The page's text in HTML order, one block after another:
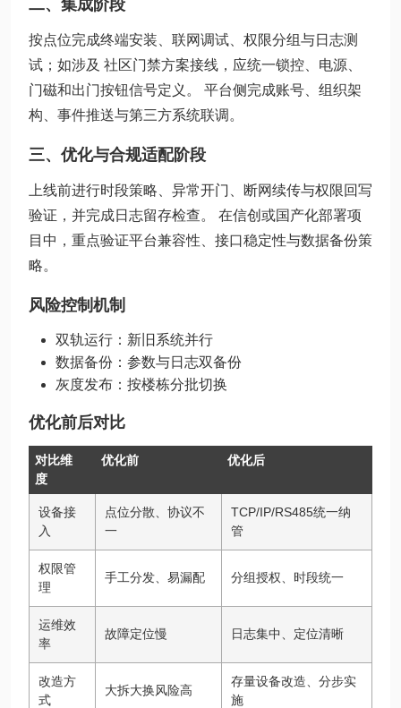
二、集成阶段
按点位完成终端安装、联网调试、权限分组与日志测
试；如涉及 社区门禁方案接线，应统一锁控、电源、
门磁和出门按钮信号定义。 平台侧完成账号、组织架
构、事件推送与第三方系统联调。
三、优化与合规适配阶段
上线前进行时段策略、异常开门、断网续传与权限回写
验证，并完成日志留存检查。 在信创或国产化部署项
目中，重点验证平台兼容性、接口稳定性与数据备份策
略。
风险控制机制
双轨运行：新旧系统并行
数据备份：参数与日志双备份
灰度发布：按楼栋分批切换
优化前后对比
对比维
度
优化前 优化后
设备接
入
点位分散、协议不
一
TCP/IP/RS485统一纳
管
权限管
理
手工分发、易漏配 分组授权、时段统一
运维效
率
故障定位慢 日志集中、定位清晰
改造方
式
大拆大换风险高
存量设备改造、分步实
施